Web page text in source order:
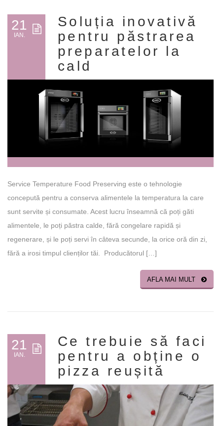
21
IAN.
Soluția inovativă
pentru păstrarea
preparatelor la
cald
Service Temperature Food Preserving este o tehnologie
concepută pentru a conserva alimentele la temperatura la care
sunt servite și consumate. Acest lucru înseamnă că poți găti
alimentele, le poți păstra calde, fără congelare rapidă și
regenerare, și le poți servi în câteva secunde, la orice oră din zi,
fără a irosi timpul clienților tăi. Producătorul […]
AFLA MAI MULT
21
IAN.
Ce trebuie să faci
pentru a obține o
pizza reușită